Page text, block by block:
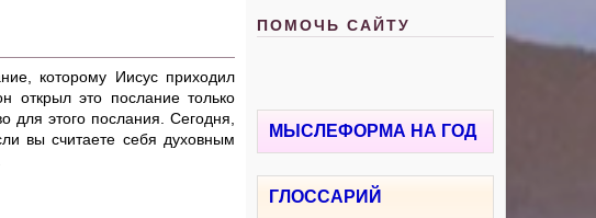
которому Иисус приходил
открыл это послание только
для этого послания. Сегодня,
вы считаете себя духовным
ПОМОЧЬ САЙТУ
МЫСЛЕФОРМА НА ГОД
ГЛОССАРИЙ